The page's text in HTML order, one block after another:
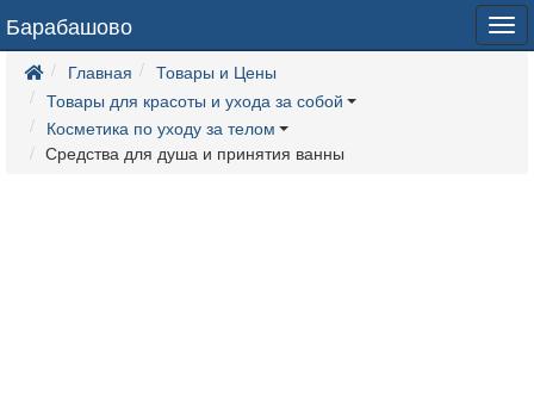
Барабашово
Главная
Товары и Цены
Товары для красоты и ухода за собой
Косметика по уходу за телом
Средства для душа и принятия ванны